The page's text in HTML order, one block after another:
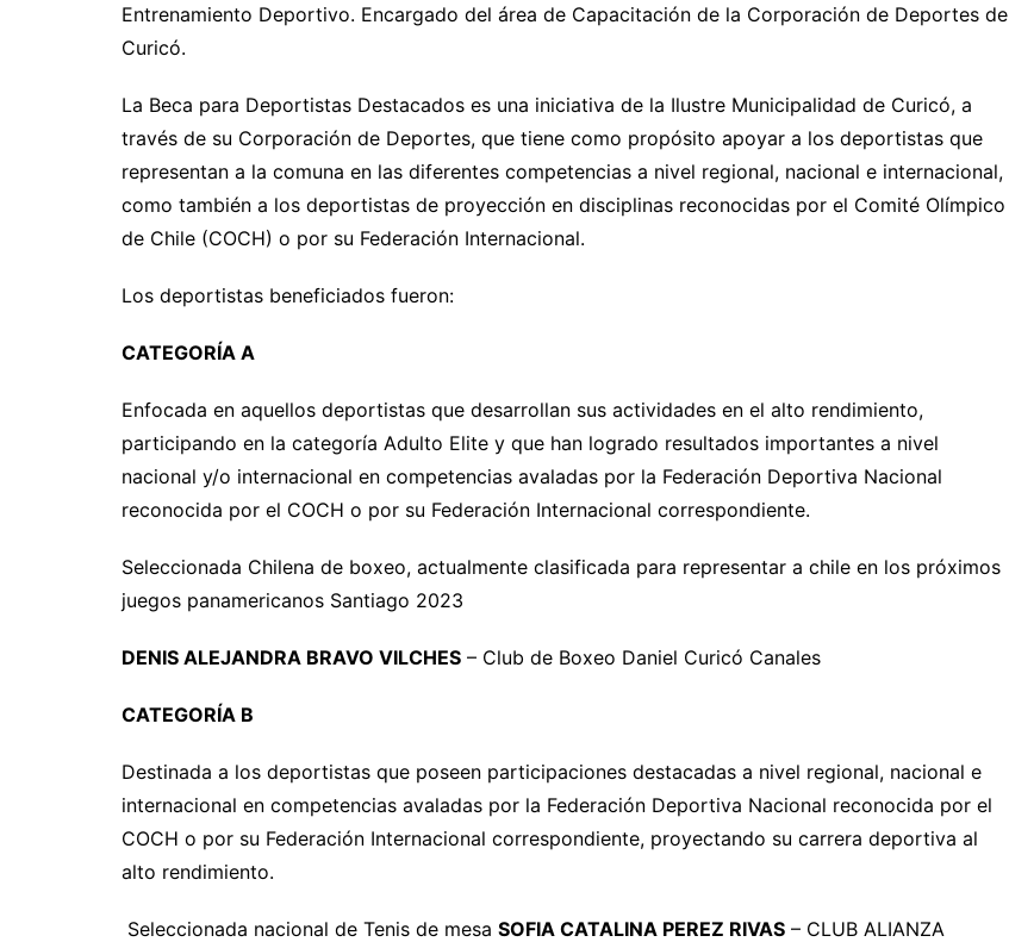
Entrenamiento Deportivo. Encargado del área de Capacitación de la Corporación de Deportes de
Curicó.
La Beca para Deportistas Destacados es una iniciativa de la Ilustre Municipalidad de Curicó, a
través de su Corporación de Deportes, que tiene como propósito apoyar a los deportistas que
representan a la comuna en las diferentes competencias a nivel regional, nacional e internacional,
como también a los deportistas de proyección en disciplinas reconocidas por el Comité Olímpico
de Chile (COCH) o por su Federación Internacional.
Los deportistas beneficiados fueron:
CATEGORÍA A
Enfocada en aquellos deportistas que desarrollan sus actividades en el alto rendimiento,
participando en la categoría Adulto Elite y que han logrado resultados importantes a nivel
nacional y/o internacional en competencias avaladas por la Federación Deportiva Nacional
reconocida por el COCH o por su Federación Internacional correspondiente.
Seleccionada Chilena de boxeo, actualmente clasificada para representar a chile en los próximos
juegos panamericanos Santiago 2023
DENIS ALEJANDRA BRAVO VILCHES – Club de Boxeo Daniel Curicó Canales
CATEGORÍA B
Destinada a los deportistas que poseen participaciones destacadas a nivel regional, nacional e
internacional en competencias avaladas por la Federación Deportiva Nacional reconocida por el
COCH o por su Federación Internacional correspondiente, proyectando su carrera deportiva al
alto rendimiento.
Seleccionada nacional de Tenis de mesa SOFIA CATALINA PEREZ RIVAS – CLUB ALIANZA